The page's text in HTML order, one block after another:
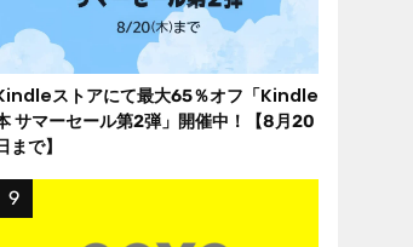
ストアにて最大65％オフ「Kindle
サマーセール第2弾」開催中！【8月20
まで】